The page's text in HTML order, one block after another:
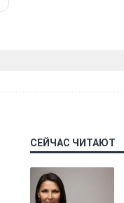
СЕЙЧАС ЧИТАЮТ